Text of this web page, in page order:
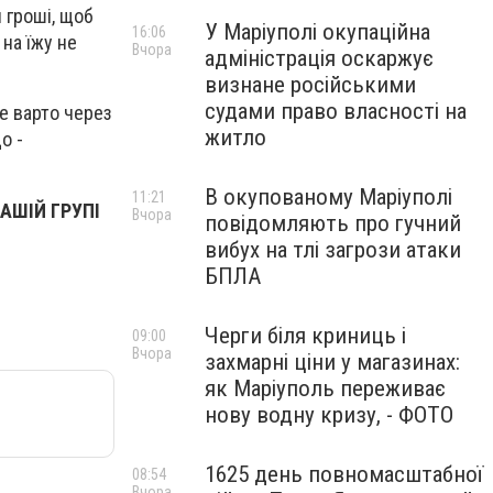
гроші, щоб
їжу не
варто через
-
ГРУПІ
У Маріуполі окупаційна
адміністрація оскаржує
визнане російськими
судами право власності на
житло
16:06
Вчора
В окупованому Маріуполі
повідомляють про гучний
вибух на тлі загрози атаки
БПЛА
11:21
Вчора
Черги біля криниць і
захмарні ціни у магазинах:
як Маріуполь переживає
нову водну кризу, - ФОТО
09:00
Вчора
1625 день повномасштабної
08:54